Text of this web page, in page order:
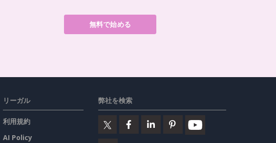
無料で始める
リーガル
利用規約
AI Policy
弊社を検索